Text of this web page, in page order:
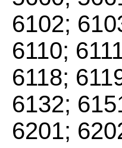
6102;
6110;
6118;
6132;
6201;